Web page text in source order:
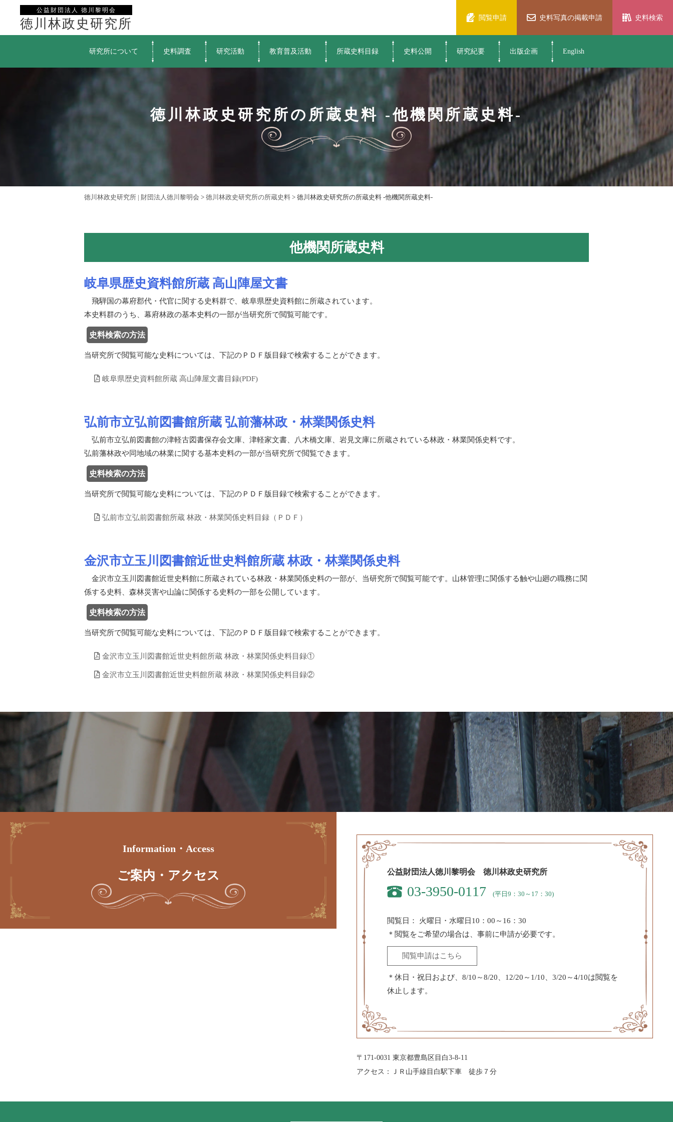
公益財団法人 徳川黎明会
徳川林政史研究所 閲覧申請 史料写真の掲載申請 史料検索
研究所について 史料調査 研究活動 教育普及活動 所蔵史料目録 史料公開 研究紀要 出版企画 English
徳川林政史研究所の所蔵史料 -他機関所蔵史料-
徳川林政史研究所 | 財団法人徳川黎明会 > 徳川林政史研究所の所蔵史料 > 徳川林政史研究所の所蔵史料 -他機関所蔵史料-
他機関所蔵史料
岐阜県歴史資料館所蔵 高山陣屋文書
飛騨国の幕府郡代・代官に関する史料群で、岐阜県歴史資料館に所蔵されています。
本史料群のうち、幕府林政の基本史料の一部が当研究所で閲覧可能です。
史料検索の方法
当研究所で閲覧可能な史料については、下記のＰＤＦ版目録で検索することができます。
岐阜県歴史資料館所蔵 高山陣屋文書目録(PDF)
弘前市立弘前図書館所蔵 弘前藩林政・林業関係史料
弘前市立弘前図書館の津軽古図書保存会文庫、津軽家文書、八木橋文庫、岩見文庫に所蔵されている林政・林業関係史料です。
弘前藩林政や同地域の林業に関する基本史料の一部が当研究所で閲覧できます。
史料検索の方法
当研究所で閲覧可能な史料については、下記のＰＤＦ版目録で検索することができます。
弘前市立弘前図書館所蔵 林政・林業関係史料目録（ＰＤＦ）
金沢市立玉川図書館近世史料館所蔵 林政・林業関係史料
金沢市立玉川図書館近世史料館に所蔵されている林政・林業関係史料の一部が、当研究所で閲覧可能です。山林管理に関係する触や山廻の職務に関
係する史料、森林災害や山論に関係する史料の一部を公開しています。
史料検索の方法
当研究所で閲覧可能な史料については、下記のＰＤＦ版目録で検索することができます。
金沢市立玉川図書館近世史料館所蔵 林政・林業関係史料目録①
金沢市立玉川図書館近世史料館所蔵 林政・林業関係史料目録②
Information・access
ご案内・アクセス 公益財団法人徳川黎明会 徳川林政史研究所
03-3950-0117 (平日9：30～17：30)
閲覧日：
火曜日・水曜日10：00～16：30
＊閲覧をご希望の場合は、事前に申請が必要です。
閲覧申請はこちら
＊休日・祝日および、8/10～8/20、12/20～1/10、3/20～4/10は閲覧を
休止します。
〒171-0031 東京都豊島区目白3-8-11
アクセス：ＪＲ山手線目白駅下車 徒歩７分